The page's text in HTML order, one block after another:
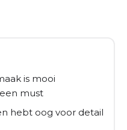
legen
is mooi
must
hebt oog voor detail